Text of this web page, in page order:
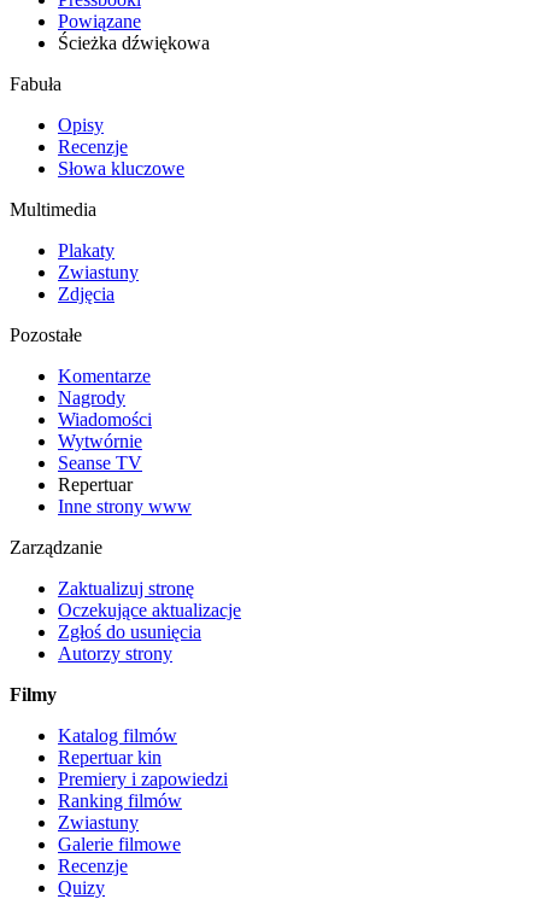
Powiązane
Ścieżka dźwiękowa
Fabuła
Opisy
Recenzje
Słowa kluczowe
Multimedia
Plakaty
Zwiastuny
Zdjęcia
Pozostałe
Komentarze
Nagrody
Wiadomości
Wytwórnie
Seanse TV
Repertuar
Inne strony www
Zarządzanie
Zaktualizuj stronę
Oczekujące aktualizacje
Zgłoś do usunięcia
Autorzy strony
Filmy
Katalog filmów
Repertuar kin
Premiery i zapowiedzi
Ranking filmów
Zwiastuny
Galerie filmowe
Recenzje
Quizy